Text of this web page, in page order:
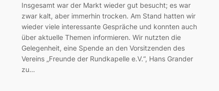
Insgesamt war der Markt wieder gut besucht; es war
zwar kalt, aber immerhin trocken. Am Stand hatten wir
wieder viele interessante Gespräche und konnten auch
über aktuelle Themen informieren. Wir nutzten die
Gelegenheit, eine Spende an den Vorsitzenden des
Vereins „Freunde der Rundkapelle e.V.“, Hans Grander
zu…